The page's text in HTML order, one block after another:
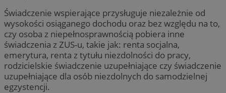
Świadczenie wspierające przysługuje niezależnie od
wysokości osiąganego dochodu oraz bez względu na to,
czy osoba z niepełnosprawnością pobiera inne
świadczenia z ZUS-u, takie jak: renta socjalna,
emerytura, renta z tytułu niezdolności do pracy,
rodzicielskie świadczenie uzupełniające czy świadczenie
uzupełniające dla osób niezdolnych do samodzielnej
egzystencji.